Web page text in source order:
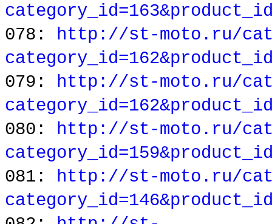
078: http://st-moto.ru/
079: http://st-moto.ru/
080: http://st-moto.ru/
081: http://st-moto.ru/